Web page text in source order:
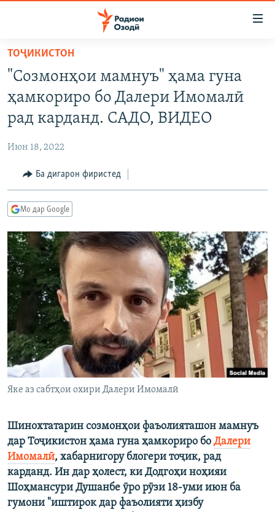
Ҷаҳиш
мояи
аслӣ
ба
феҳристи
Ҷаҳиш
ба
ҷустор
ГӮШАҲО
ҚАЗИЯИ "КРОКУС"
ОСИЁИ МАРКАЗӢ
ВАРЗИШ
РӮЗГОРИ МУҲОҶИР
ТАҲҚИҚОТ
ҶАНГ ДАР УКРАИНА
ОЗОДӢ ОНЛАЙН
ЧАНДРАСОНАӢ
ВИДЕО
НИГОРИСТОН
ГУЗОРИШҲОИ РАДИОӢ
РӮЙХАТҲО
КИТОБҲОИ ОЗОДӢ
Русский
ПАЙГИРӢ КУНЕД
ТОҶИКИСТОН
"Созмонҳои мамнуъ" ҳама гуна
ҳамкориро бо Далери Имомалӣ
рад карданд. САДО, ВИДЕО
Июн 18, 2022
Ба дигарон фиристед
Мо дар Google
Яке аз сабтҳои охири Далери Имомалӣ
Шинохтатарин созмонҳои фаъолияташон мамнуъ
дар Тоҷикистон ҳама гуна ҳамкориро бо Далери
Имомалӣ, хабарнигору блогери тоҷик, рад
карданд. Ин дар ҳолест, ки Додгоҳи ноҳияи
Шоҳмансури Душанбе ӯро рӯзи 18-уми июн ба
гумони "иштирок дар фаъолияти ҳизбу